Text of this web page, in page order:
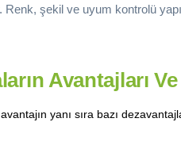
şekil ve uyum kontrolü
Avantajları
yanı sıra bazı